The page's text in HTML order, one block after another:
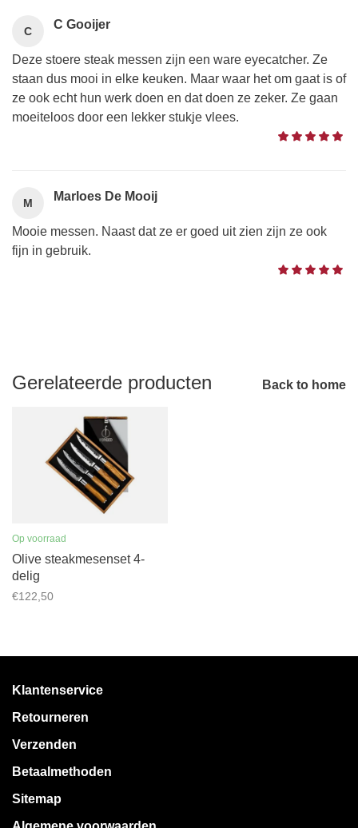
C C Gooijer
Deze stoere steak messen zijn een ware eyecatcher. Ze
staan dus mooi in elke keuken. Maar waar het om gaat is of
ze ook echt hun werk doen en dat doen ze zeker. Ze gaan
moeiteloos door een lekker stukje vlees.
M Marloes De Mooij
Mooie messen. Naast dat ze er goed uit zien zijn ze ook
fijn in gebruik.
Gerelateerde producten Back to home
Op voorraad
Olive steakmesenset 4-
delig
€122,50
Klantenservice
Retourneren
Verzenden
Betaalmethoden
Sitemap